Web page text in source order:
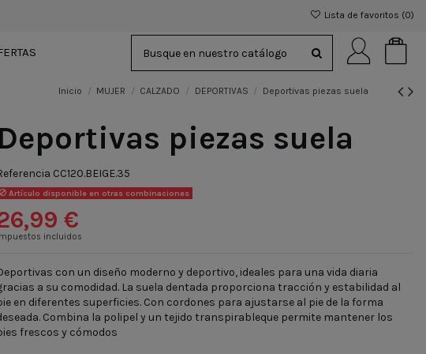
Lista de favoritos (0)
Inicio MUJER CALZADO DEPORTIVAS Deportivas piezas suela
Deportivas piezas suela
CC120.BEIGE.35
Artículo disponible en otras combinaciones
€
Impuestos incluidos
con un diseño moderno y deportivo, ideales para una vida diaria
a su comodidad. La suela dentada proporciona tracción y estabilidad al
en diferentes superficies. Con cordones para ajustarse al pie de la forma
Combina la polipel y un tejido transpirableque permite mantener los
frescos y cómodos